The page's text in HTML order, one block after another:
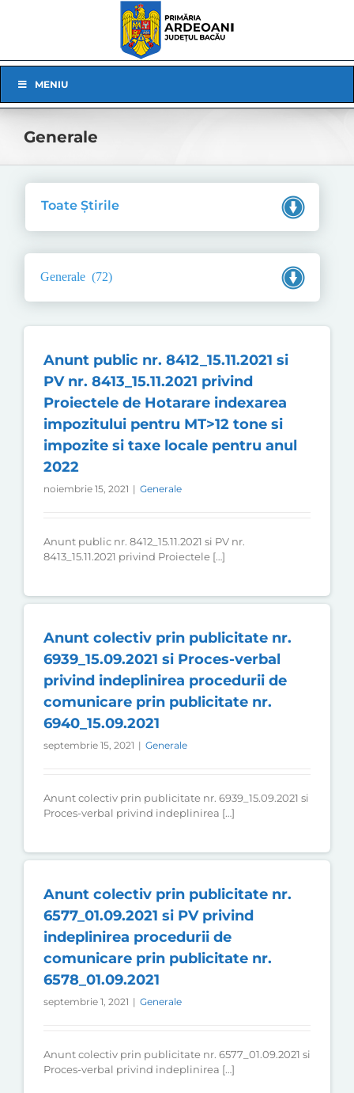
Navigation
MENIU
Generale
Anunt public nr. 8412_15.11.2021 si
PV nr. 8413_15.11.2021 privind
Proiectele de Hotarare indexarea
impozitului pentru MT>12 tone si
impozite si taxe locale pentru anul
2022
noiembrie 15, 2021 | Generale
Anunt public nr. 8412_15.11.2021 si PV nr.
8413_15.11.2021 privind Proiectele […]
Anunt colectiv prin publicitate nr.
6939_15.09.2021 si Proces-verbal
privind indeplinirea procedurii de
comunicare prin publicitate nr.
6940_15.09.2021
septembrie 15, 2021 | Generale
Anunt colectiv prin publicitate nr. 6939_15.09.2021 si
Proces-verbal privind indeplinirea […]
Anunt colectiv prin publicitate nr.
6577_01.09.2021 si PV privind
indeplinirea procedurii de
comunicare prin publicitate nr.
6578_01.09.2021
septembrie 1, 2021 | Generale
Anunt colectiv prin publicitate nr. 6577_01.09.2021 si
Proces-verbal privind indeplinirea […]
Toate Știrile